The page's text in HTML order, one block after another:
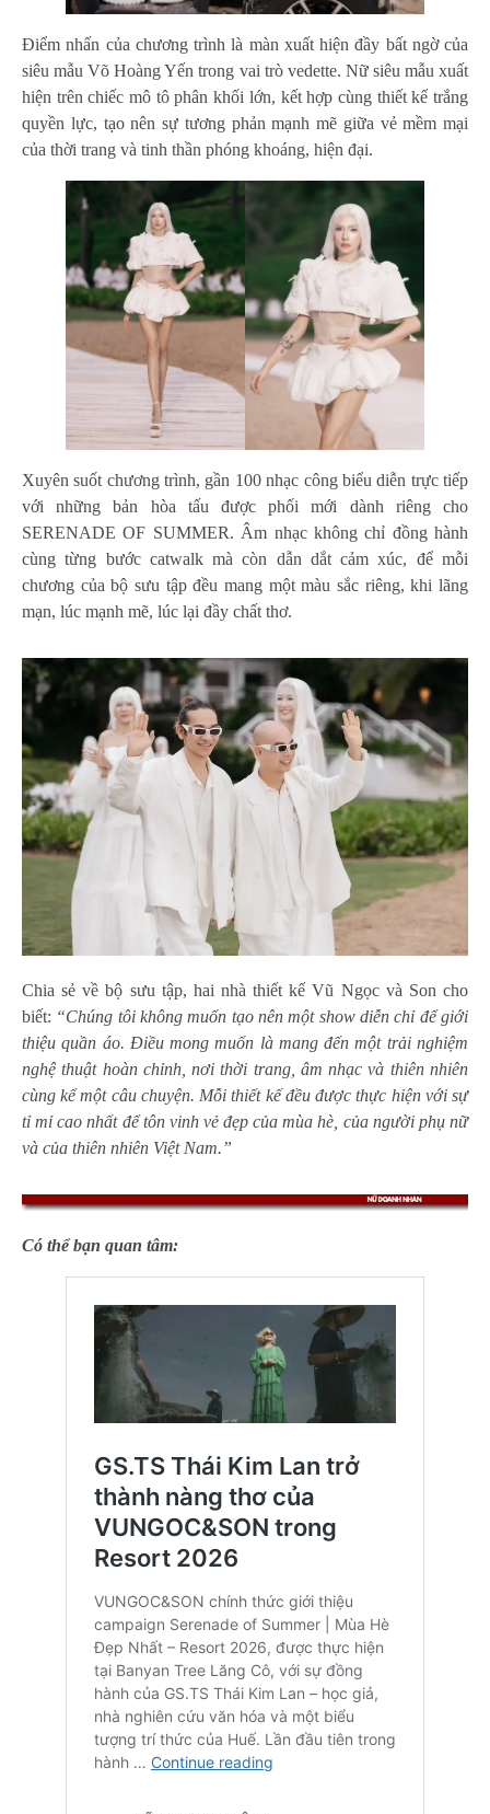
Điểm nhấn của chương trình là màn xuất hiện đầy bất ngờ của
siêu mẫu Võ Hoàng Yến trong vai trò vedette. Nữ siêu mẫu xuất
hiện trên chiếc mô tô phân khối lớn, kết hợp cùng thiết kế trắng
quyền lực, tạo nên sự tương phản mạnh mẽ giữa vẻ mềm mại
của thời trang và tinh thần phóng khoáng, hiện đại.
Xuyên suốt chương trình, gần 100 nhạc công biểu diễn trực tiếp
với những bản hòa tấu được phối mới dành riêng cho
SERENADE OF SUMMER. Âm nhạc không chỉ đồng hành
cùng từng bước catwalk mà còn dẫn dắt cảm xúc, để mỗi
chương của bộ sưu tập đều mang một màu sắc riêng, khi lãng
mạn, lúc mạnh mẽ, lúc lại đầy chất thơ.
Chia sẻ về bộ sưu tập, hai nhà thiết kế Vũ Ngọc và Son cho
biết: “Chúng tôi không muốn tạo nên một show diễn chỉ để giới
thiệu quần áo. Điều mong muốn là mang đến một trải nghiệm
nghệ thuật hoàn chỉnh, nơi thời trang, âm nhạc và thiên nhiên
cùng kể một câu chuyện. Mỗi thiết kế đều được thực hiện với sự
tỉ mỉ cao nhất để tôn vinh vẻ đẹp của mùa hè, của người phụ nữ
và của thiên nhiên Việt Nam.”
Có thể bạn quan tâm: